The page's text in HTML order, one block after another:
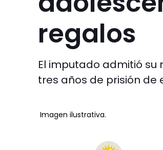
regalos
El imputado admitió su
tres años de prisión de
Imagen ilustrativa.